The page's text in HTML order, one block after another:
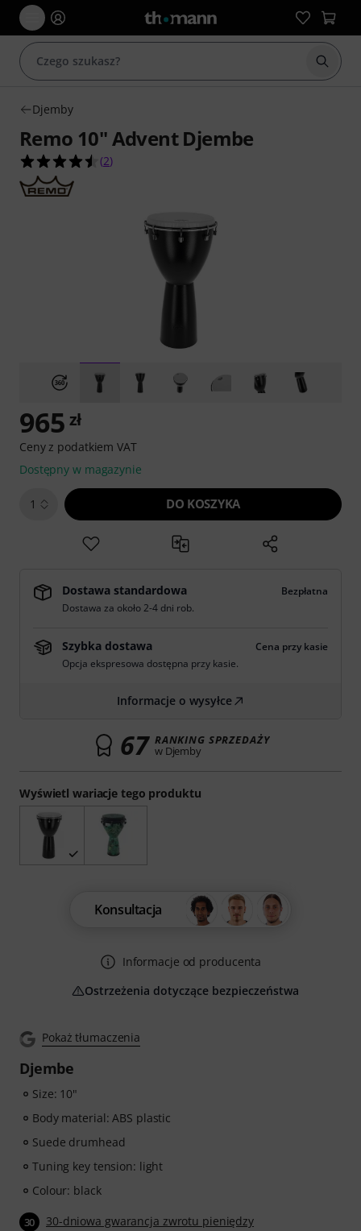
Djemby
Remo 10" Advent Djembe
4.5 na 5 gwiazdek z 2 ocen klientów
(2)
Pokaż tłumaczenia
Djembe
Size: 10"
Body material: ABS plastic
Suede drumhead
Tuning key tension: light
Colour: black
30 30-dniowa gwarancja zwrotu pieniędzy
Wyświetl wariacje tego produktu
965 zł
Ceny z podatkiem VAT
Dostępny w magazynie
1 DO KOSZYKA
Dostawa standardowa
Bezpłatna
Dostawa za około 2-4 dni rob.
Szybka dostawa
Cena przy kasie
Opcja ekspresowa dostępna przy kasie.
Informacje o wysyłce
67 RANKING SPRZEDAŻY
w Djemby
Konsultacja
Informacje od producenta
Ostrzeżenia dotyczące bezpieczeństwa